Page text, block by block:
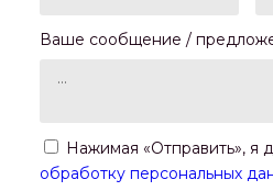
Ваше сообщение /
Нажимая «Отправить», я
обработку персональных